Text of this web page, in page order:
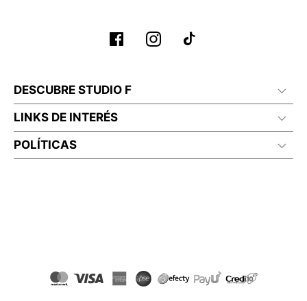
DESCUBRE STUDIO F
LINKS DE INTERÉS
POLÍTICAS